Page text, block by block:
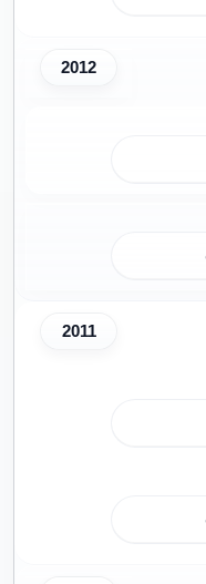
2012
2011